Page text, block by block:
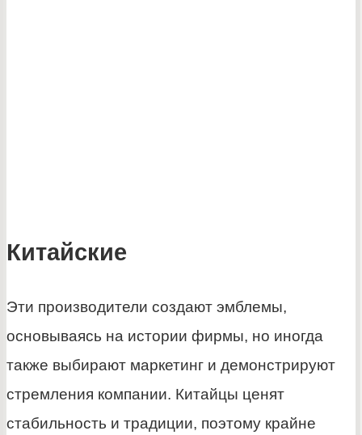
Китайские
Эти производители создают эмблемы,
основываясь на истории фирмы, но иногда
также выбирают маркетинг и демонстрируют
стремления компании. Китайцы ценят
стабильность и традиции, поэтому крайне